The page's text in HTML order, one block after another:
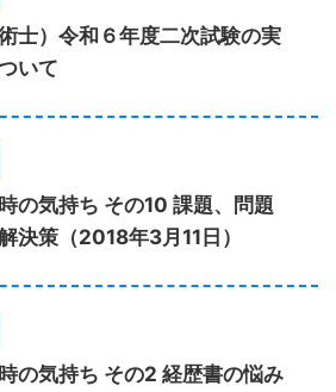
術士）令和６年度二次試験の実
いて
の気持ち その10 課題、問題
決策（2018年3月11日）
の気持ち その2 経歴書の悩み